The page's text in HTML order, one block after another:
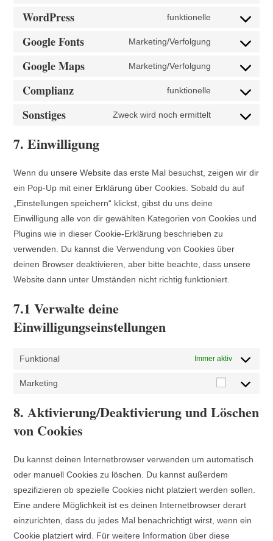
WordPress
funktionelle
Google Fonts Marketing/Verfolgung
Google Maps Marketing/Verfolgung
Complianz funktionelle
Sonstiges Zweck wird noch ermittelt
7. Einwilligung
Wenn du unsere Website das erste Mal besuchst, zeigen wir dir
ein Pop-Up mit einer Erklärung über Cookies. Sobald du auf
„Einstellungen speichern“ klickst, gibst du uns deine
Einwilligung alle von dir gewählten Kategorien von Cookies und
Plugins wie in dieser Cookie-Erklärung beschrieben zu
verwenden. Du kannst die Verwendung von Cookies über
deinen Browser deaktivieren, aber bitte beachte, dass unsere
Website dann unter Umständen nicht richtig funktioniert.
7.1 Verwalte deine
Einwilligungseinstellungen
Funktional Immer aktiv
Marketing
8. Aktivierung/Deaktivierung und Löschen
von Cookies
Du kannst deinen Internetbrowser verwenden um automatisch
oder manuell Cookies zu löschen. Du kannst außerdem
spezifizieren ob spezielle Cookies nicht platziert werden sollen.
Eine andere Möglichkeit ist es deinen Internetbrowser derart
einzurichten, dass du jedes Mal benachrichtigt wirst, wenn ein
Cookie platziert wird. Für weitere Information über diese